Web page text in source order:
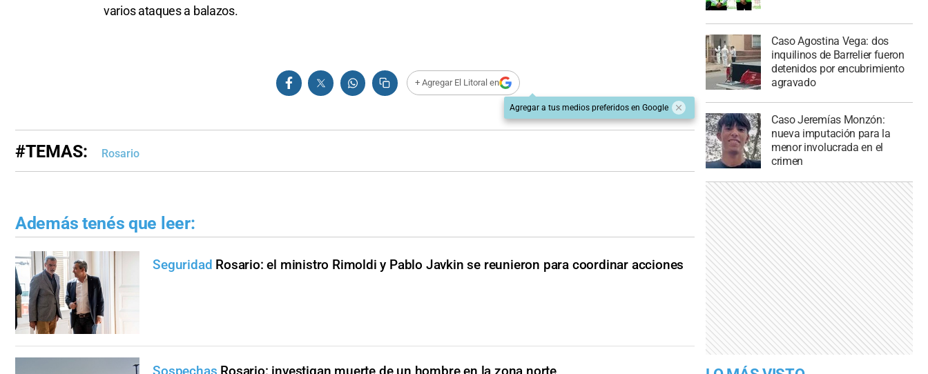
varios ataques a balazos.
+ Agregar El Litoral en
Agregar a tus medios preferidos en Google
#TEMAS: Rosario
Además tenés que leer:
Seguridad Rosario: el ministro Rimoldi y Pablo Javkin se reunieron para coordinar acciones
Caso Agostina Vega: dos
inquilinos de Barrelier fueron
detenidos por encubrimiento
agravado
Caso Jeremías Monzón:
nueva imputación para la
menor involucrada en el
crimen